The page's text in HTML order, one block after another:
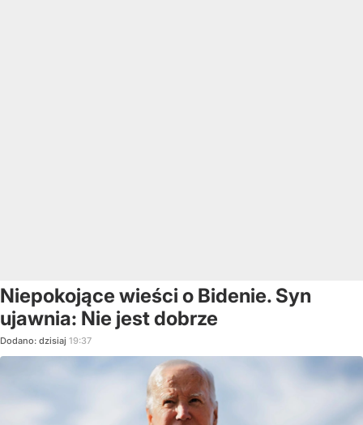
Niepokojące wieści o Bidenie. Syn
ujawnia: Nie jest dobrze
Dodano: dzisiaj 19:37